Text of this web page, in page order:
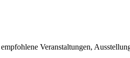
Veranstaltungen,